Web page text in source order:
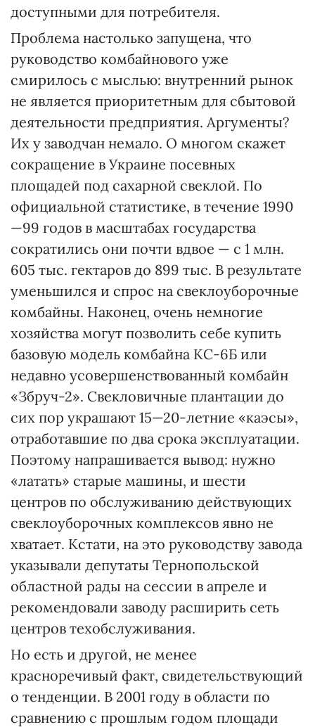
доступными для потребителя.
Проблема настолько запущена, что
руководство комбайнового уже
смирилось с мыслью: внутренний рынок
не является приоритетным для сбытовой
деятельности предприятия. Аргументы?
Их у заводчан немало. О многом скажет
сокращение в Украине посевных
площадей под сахарной свеклой. По
официальной статистике, в течение 1990
—99 годов в масштабах государства
сократились они почти вдвое — с 1 млн.
605 тыс. гектаров до 899 тыс. В результате
уменьшился и спрос на свеклоуборочные
комбайны. Наконец, очень немногие
хозяйства могут позволить себе купить
базовую модель комбайна КС-6Б или
недавно усовершенствованный комбайн
«Збруч-2». Свекловичные плантации до
сих пор украшают 15—20-летние «каэсы»,
отработавшие по два срока эксплуатации.
Поэтому напрашивается вывод: нужно
«латать» старые машины, и шести
центров по обслуживанию действующих
свеклоуборочных комплексов явно не
хватает. Кстати, на это руководству завода
указывали депутаты Тернопольской
областной рады на сессии в апреле и
рекомендовали заводу расширить сеть
центров техобслуживания.
Но есть и другой, не менее
красноречивый факт, свидетельствующий
о тенденции. В 2001 году в области по
сравнению с прошлым годом площади